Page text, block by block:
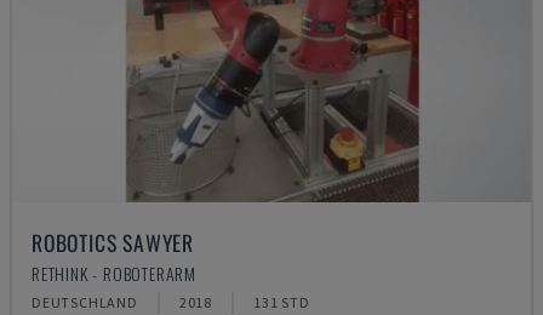
ROBOTICS SAWYER
RETHINK - ROBOTERARM
DEUTSCHLAND 2018 131 STD